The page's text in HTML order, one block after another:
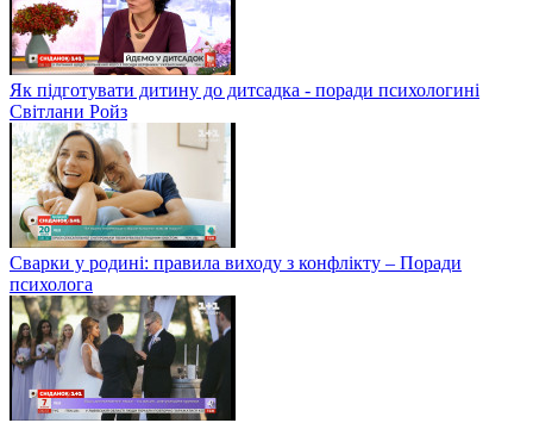
Як підготувати дитину до дитсадка - поради психологині
Світлани Ройз
Сварки у родині: правила виходу з конфлікту – Поради
психолога